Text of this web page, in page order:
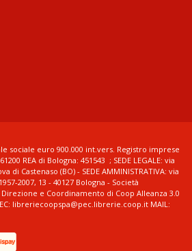
sociale euro 900.000 int.vers. Registro imprese
REA di Bologna: 451543 ; SEDE LEGALE: via
di Castenaso (BO) - SEDE AMMINISTRATIVA: via
2007, 13 - 40127 Bologna - Società
e Coordinamento di Coop Alleanza 3.0
libreriecoopspa@pec.librerie.coop.it MAIL: